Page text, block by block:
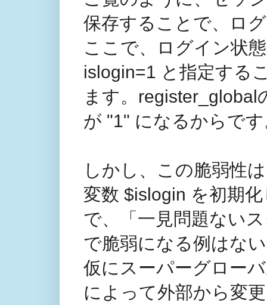
保存することで、ロ
ここで、ログイン状
islogin=1 と指定する
ます。register_global
が "1" になるからで
しかし、この脆弱性
変数 $islogin を初期
で、「一見問題ない
で脆弱になる例はな
仮にスーパーグロー
によって外部から変